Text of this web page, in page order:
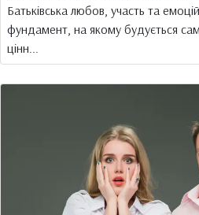
Батьківська любов, участь та
фундамент, на якому будується
цінн...